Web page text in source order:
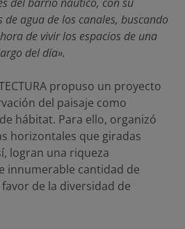
agua de los canales, buscando
de vivir los espacios de una
del día».
propuso un proyecto
del paisaje como
hábitat. Para ello, organizó
horizontales que giradas
logran una riqueza
innumerable cantidad de
de la diversidad de